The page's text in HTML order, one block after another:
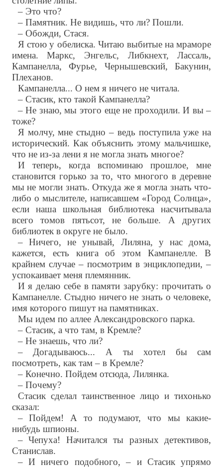
– Это что?
– Памятник. Не видишь, что ли? Пошли.
– Обожди, Стася.
Я стою у обелиска. Читаю выбитые на мраморе
имена. Маркс, Энгельс, Либкнехт, Лассаль,
Кампанелла, Фурье, Чернышевский, Бакунин,
Плеханов.
Кампанелла... О нем я ничего не читала.
– Стасик, кто такой Кампанелла?
– Не знаю, мы этого еще не проходили. И вы –
тоже?
Я молчу, мне стыдно – ведь поступила уже на
исторический. Как объяснить этому мальчишке,
что не из-за лени я не могла знать многое?
И теперь, когда вспоминаю прошлое, мне
становится горько за то, что многого в деревне
мы не могли знать. Откуда же я могла знать что-
либо о мыслителе, написавшем «Город Солнца»,
если наша школьная библиотека насчитывала
всего томов пятьсот, не больше. А других
библиотек в округе не было.
– Ничего, не унывай, Лиляна, у нас дома,
кажется, есть книга об этом Кампанелле. В
крайнем случае – посмотрим в энциклопедии, –
успокаивает меня племянник.
И я делаю себе в памяти зарубку: прочитать о
Кампанелле. Стыдно ничего не знать о человеке,
имя которого пишут на памятниках.
Мы идем по аллее Александровского парка.
– Стасик, а что там, в Кремле?
– Не знаешь, что ли?
– Догадываюсь... А ты хотел бы сам
посмотреть, как там – в Кремле?
– Конечно. Пойдем отсюда, Лилянка.
– Почему?
Стасик сделал таинственное лицо и тихонько
сказал:
– Пойдем! А то подумают, что мы какие-
нибудь шпионы.
– Чепуха! Начитался ты разных детективов,
Станислав.
– И ничего подобного, – и Стасик упрямо